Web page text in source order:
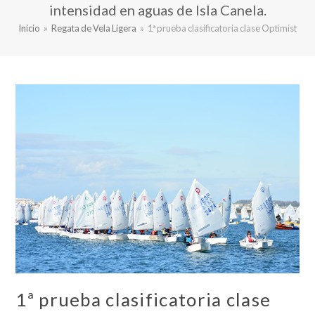
intensidad en aguas de Isla Canela.
Inicio » Regata de Vela Ligera » 1ª prueba clasificatoria clase Optimist
1ª prueba clasificatoria clase